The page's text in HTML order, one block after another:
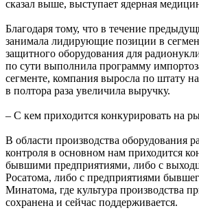
сказал выше, выступает ядерная
Благодаря тому, что в течение
занимала лидирующие позиции в
защитного оборудования для
по сути выполнила программу
сегменте, компания выросла по штату
в полтора раза увеличила выручку.
– С кем приходится конкурировать на
В области производства оборудования
контроля в основном нам приходится
бывшими предприятиями, либо с
Росатома, либо с предприятиями
Минатома, где культура производства
сохранена и сейчас поддерживается.